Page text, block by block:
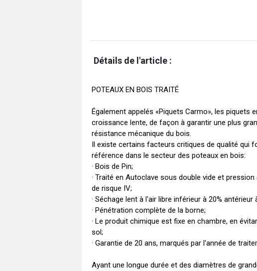
Détails de l'article :
POTEAUX EN BOIS TRAITÉ
Également appelés «Piquets Carmo», les
croissance lente, de façon à garantir une plus
résistance mécanique du bois.
Il existe certains facteurs critiques de qualité qui
référence dans le secteur des poteaux en bois:
· Bois de Pin;
· Traité en Autoclave sous double vide et
de risque IV;
· Séchage lent à l'air libre inférieur à 20% antérieur
· Pénétration complète de la borne;
· Le produit chimique est fixe en chambre, en
sol;
· Garantie de 20 ans, marqués par l'année de
Ayant une longue durée et des diamètres de